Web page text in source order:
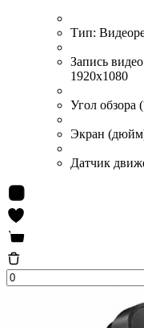
Тип:
Запись
1920x1080
Угол обзора
Экран
Датчик